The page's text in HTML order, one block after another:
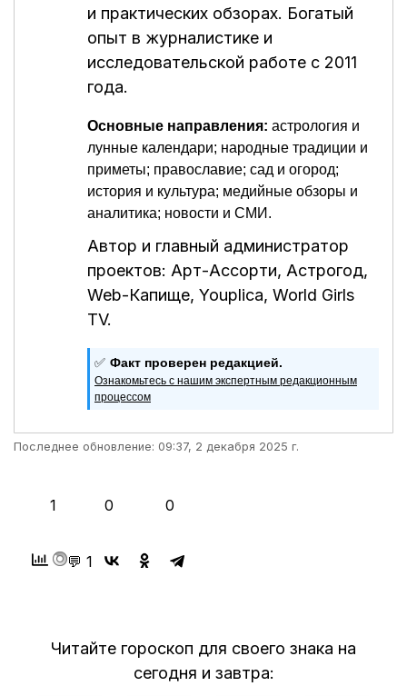
и практических обзорах. Богатый
опыт в журналистике и
исследовательской работе с 2011
года.
Основные направления: астрология и
лунные календари; народные традиции и
приметы; православие; сад и огород;
история и культура; медийные обзоры и
аналитика; новости и СМИ.
Автор и главный администратор
проектов: Арт-Ассорти, Астрогод,
Web-Капище, Youplica, World Girls
TV.
✅ Факт проверен редакцией.
Ознакомьтесь с нашим экспертным редакционным
процессом
Последнее обновление: 09:37, 2 декабря 2025 г.
1 0 0
💬 1
Читайте гороскоп для своего знака на
сегодня и завтра: